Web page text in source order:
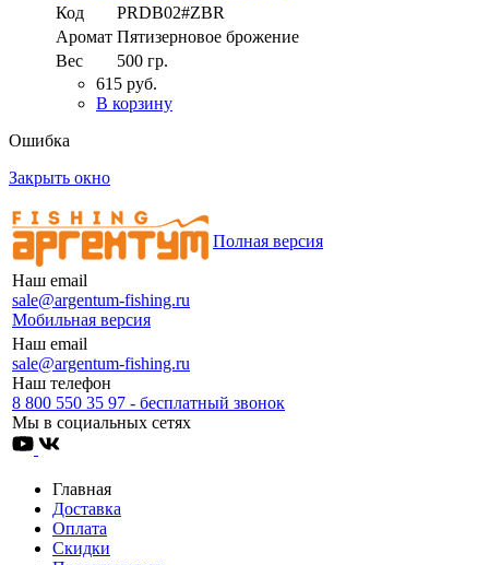
Код
PRDB02#ZBR
Аромат Пятизерновое брожение
Вес
500 гр.
615 руб.
В корзину
Ошибка
Закрыть окно
Наш email
sale@argentum-fishing.ru
Мобильная версия
Полная версия
Наш email
sale@argentum-fishing.ru
Наш телефон
8 800 550 35 97 - бесплатный звонок
Мы в социальных сетях
Главная
Доставка
Оплата
Скидки